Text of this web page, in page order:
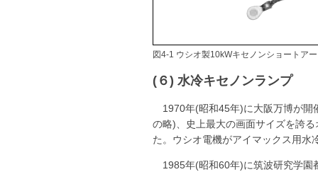
図4-1 ウシオ製10kWキセノンショートア
(６) 水冷キセノンランプ
1970年(昭和45年)に大阪万博が
の略)、史上最大の画面サイズを誇
た。ウシオ電機がアイマックス用
1985年(昭和60年)に筑波研究学園